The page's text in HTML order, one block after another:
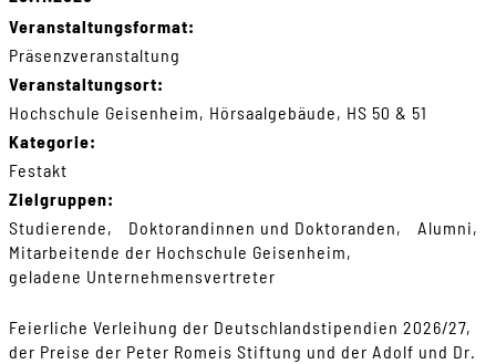
Veranstaltungsformat:
Präsenzveranstaltung
Veranstaltungsort:
Hochschule Geisenheim, Hörsaalgebäude, HS 50 & 51
Kategorie:
Festakt
Zielgruppen:
Studierende
Doktorandinnen und Doktoranden
Alumni
Mitarbeitende der Hochschule Geisenheim
geladene Unternehmensvertreter
Feierliche Verleihung der Deutschlandstipendien 2026/27,
der Preise der Peter Romeis Stiftung und der Adolf und Dr.